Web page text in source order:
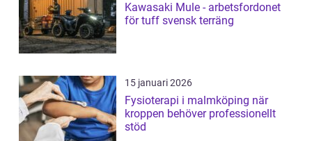
Kawasaki Mule - arbetsfordonet
för tuff svensk terräng
15 januari 2026
Fysioterapi i malmköping när
kroppen behöver professionellt
stöd